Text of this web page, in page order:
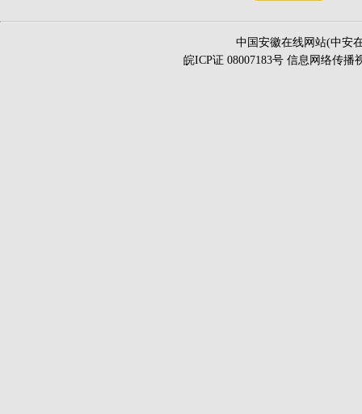
中国安徽在线网站(中安
皖ICP证 08007183号 信息网络传播